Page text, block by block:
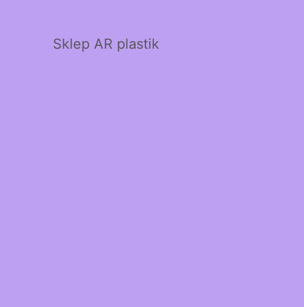
Sklep AR plastik